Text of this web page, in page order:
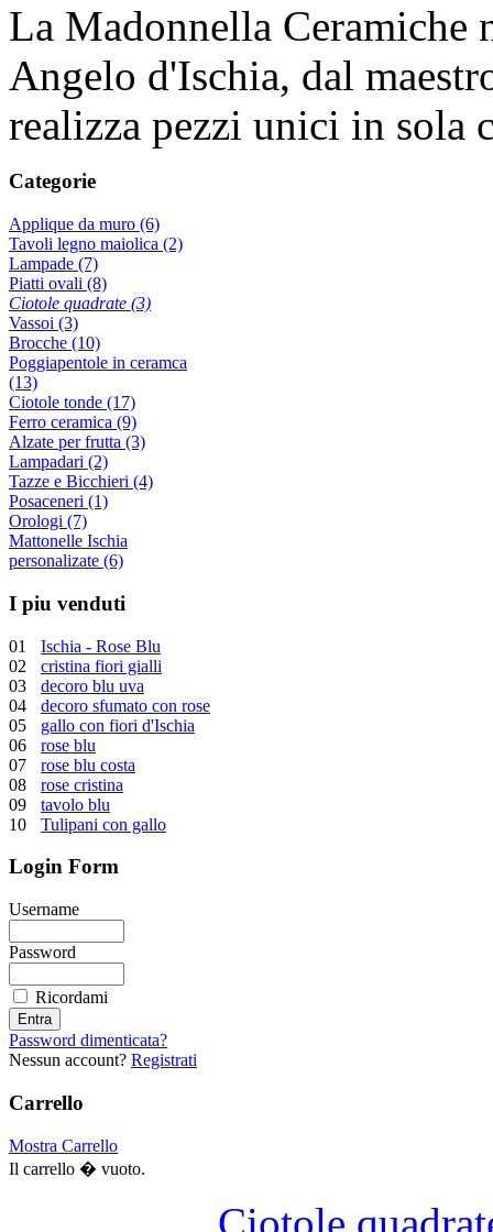
La Madonnella Ceramiche
Angelo d'Ischia, dal
realizza pezzi unici in sola
Categorie
Applique da muro (6)
Tavoli legno maiolica (2)
Lampade (7)
Piatti ovali (8)
Ciotole quadrate (3)
Vassoi (3)
Brocche (10)
Poggiapentole in ceramca
(13)
Ciotole tonde (17)
Ferro ceramica (9)
Alzate per frutta (3)
Lampadari (2)
Tazze e Bicchieri (4)
Posaceneri (1)
Orologi (7)
Mattonelle Ischia
personalizate (6)
I piu venduti
01
Ischia - Rose Blu
02
cristina fiori gialli
03
decoro blu uva
04
decoro sfumato con rose
05
gallo con fiori d'Ischia
06
rose blu
07
rose blu costa
08
rose cristina
09
tavolo blu
10
Tulipani con gallo
Login Form
Username
Password
Ricordami
Password dimenticata?
Nessun account? Registrati
Carrello
Mostra Carrello
Il carrello � vuoto.
Ciotole